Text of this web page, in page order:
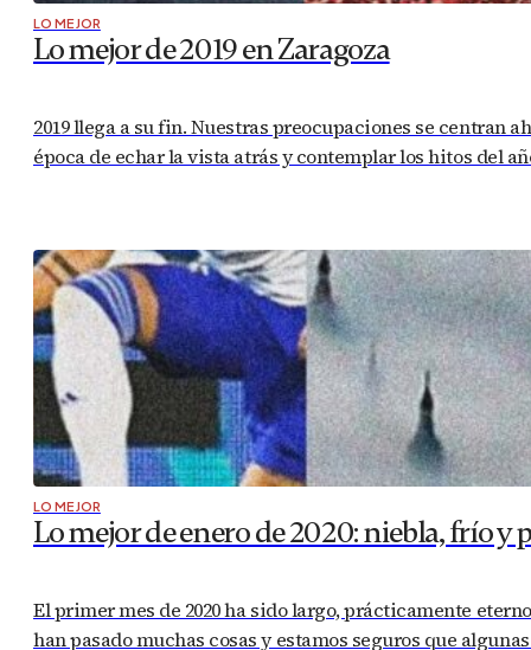
LO MEJOR
Lo mejor de 2019 en Zaragoza
2019 llega a su fin. Nuestras preocupaciones se centran
época de echar la vista atrás y contemplar los hitos del
LO MEJOR
Lo mejor de enero de 2020: niebla, frío y
El primer mes de 2020 ha sido largo, prácticamente
han pasado muchas cosas y estamos seguros que